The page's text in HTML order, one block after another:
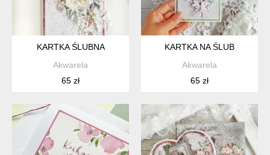
KARTKA ŚLUBNA
Akwarela
65 zł
KARTKA NA ŚLUB
Akwarela
65 zł